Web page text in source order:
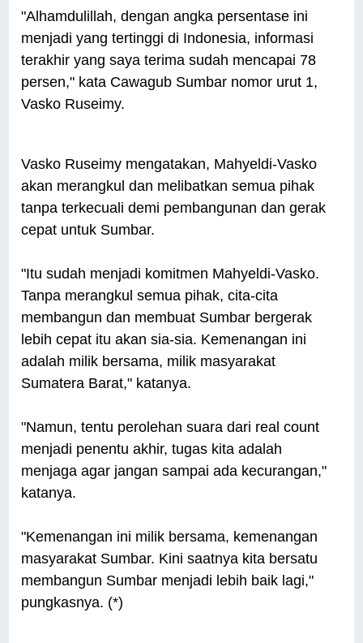
"Alhamdulillah, dengan angka persentase ini
menjadi yang tertinggi di Indonesia, informasi
terakhir yang saya terima sudah mencapai 78
persen," kata Cawagub Sumbar nomor urut 1,
Vasko Ruseimy.
Vasko Ruseimy mengatakan, Mahyeldi-Vasko
akan merangkul dan melibatkan semua pihak
tanpa terkecuali demi pembangunan dan gerak
cepat untuk Sumbar.
"Itu sudah menjadi komitmen Mahyeldi-Vasko.
Tanpa merangkul semua pihak, cita-cita
membangun dan membuat Sumbar bergerak
lebih cepat itu akan sia-sia. Kemenangan ini
adalah milik bersama, milik masyarakat
Sumatera Barat," katanya.
"Namun, tentu perolehan suara dari real count
menjadi penentu akhir, tugas kita adalah
menjaga agar jangan sampai ada kecurangan,"
katanya.
"Kemenangan ini milik bersama, kemenangan
masyarakat Sumbar. Kini saatnya kita bersatu
membangun Sumbar menjadi lebih baik lagi,"
pungkasnya. (*)